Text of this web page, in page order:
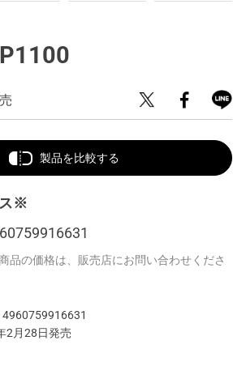
製品を比較する
※
品の価格は、販売店にお問い合わせくださ
4960759916631
2月28日発売